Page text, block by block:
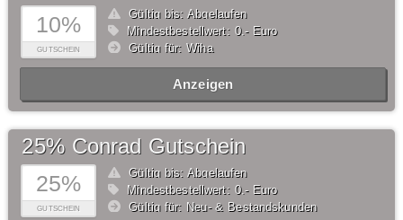
10%
GUTSCHEIN
Gültig bis: Abgelaufen
Mindestbestellwert: 0,- Euro
Gültig für: Wiha
Anzeigen
25%
GUTSCHEIN
25% Conrad Gutschein
Gültig bis: Abgelaufen
Mindestbestellwert: 0,- Euro
Gültig für: Neu- & Bestandskunden